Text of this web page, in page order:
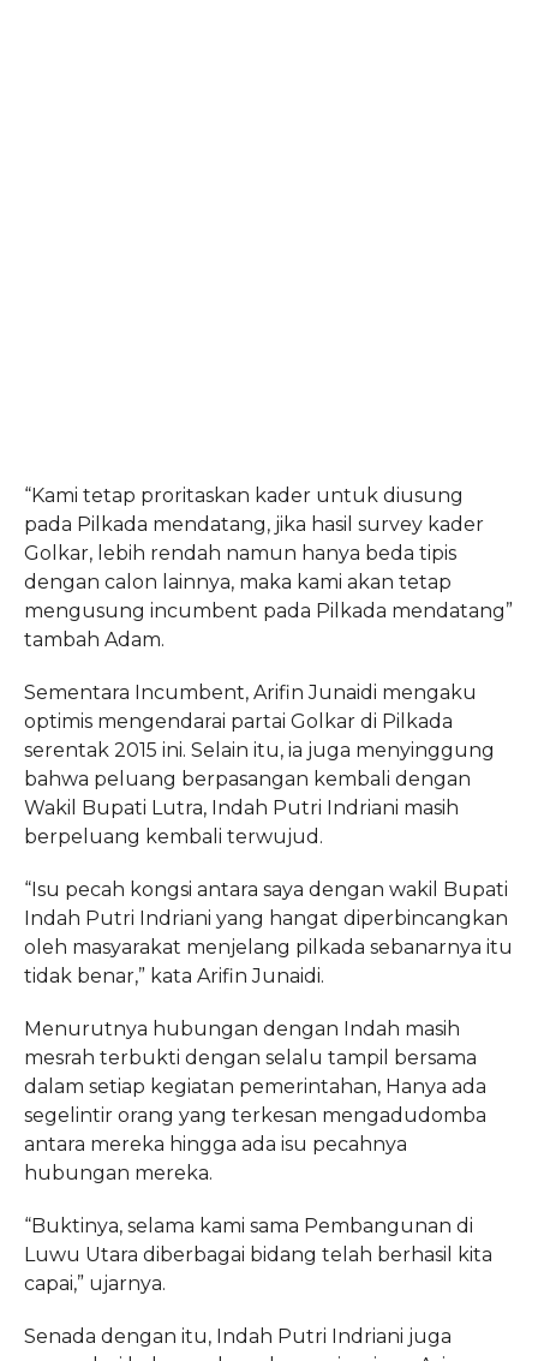
“Kami tetap proritaskan kader untuk diusung
pada Pilkada mendatang, jika hasil survey kader
Golkar, lebih rendah namun hanya beda tipis
dengan calon lainnya, maka kami akan tetap
mengusung incumbent pada Pilkada mendatang”
tambah Adam.
Sementara Incumbent, Arifin Junaidi mengaku
optimis mengendarai partai Golkar di Pilkada
serentak 2015 ini. Selain itu, ia juga menyinggung
bahwa peluang berpasangan kembali dengan
Wakil Bupati Lutra, Indah Putri Indriani masih
berpeluang kembali terwujud.
“Isu pecah kongsi antara saya dengan wakil Bupati
Indah Putri Indriani yang hangat diperbincangkan
oleh masyarakat menjelang pilkada sebanarnya itu
tidak benar,” kata Arifin Junaidi.
Menurutnya hubungan dengan Indah masih
mesrah terbukti dengan selalu tampil bersama
dalam setiap kegiatan pemerintahan, Hanya ada
segelintir orang yang terkesan mengadudomba
antara mereka hingga ada isu pecahnya
hubungan mereka.
“Buktinya, selama kami sama Pembangunan di
Luwu Utara diberbagai bidang telah berhasil kita
capai,” ujarnya.
Senada dengan itu, Indah Putri Indriani juga